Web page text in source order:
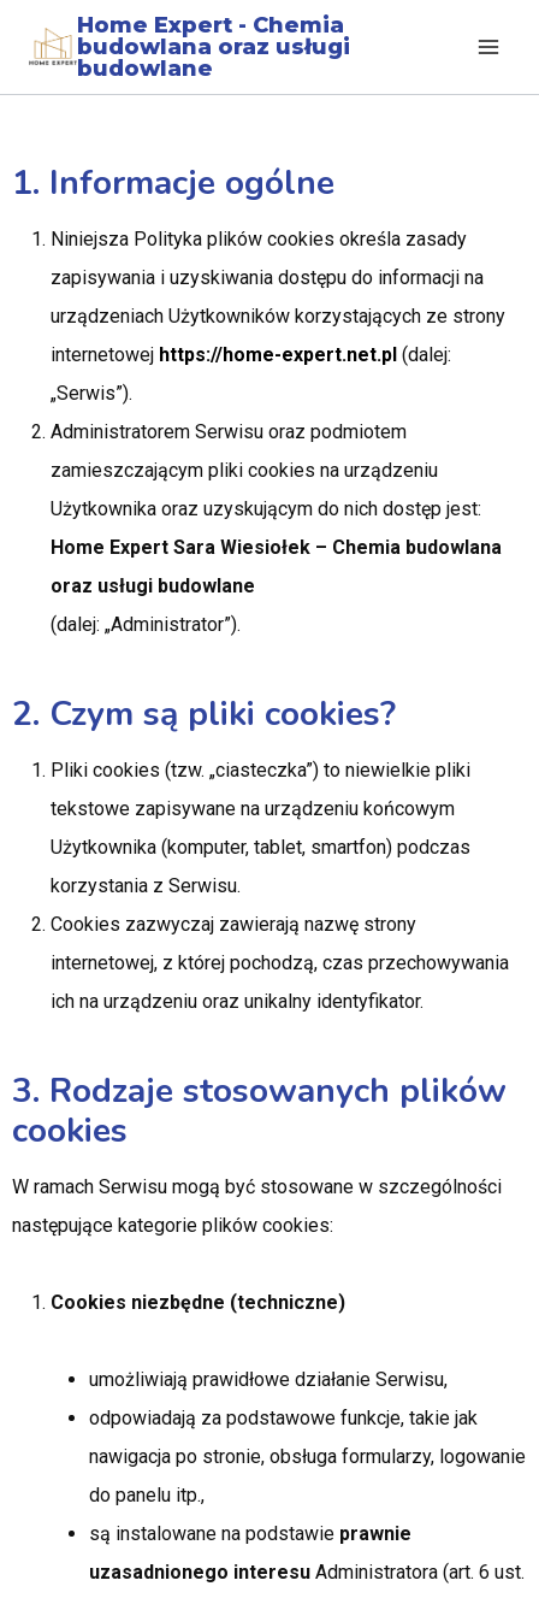
Home Expert - Chemia
budowlana oraz usługi
budowlane
1. Informacje ogólne
Niniejsza Polityka plików cookies określa zasady
zapisywania i uzyskiwania dostępu do informacji na
urządzeniach Użytkowników korzystających ze strony
internetowej https://home-expert.net.pl (dalej:
„Serwis”).
Administratorem Serwisu oraz podmiotem
zamieszczającym pliki cookies na urządzeniu
Użytkownika oraz uzyskującym do nich dostęp jest:
Home Expert Sara Wiesiołek – Chemia budowlana
oraz usługi budowlane
(dalej: „Administrator”).
2. Czym są pliki cookies?
Pliki cookies (tzw. „ciasteczka”) to niewielkie pliki
tekstowe zapisywane na urządzeniu końcowym
Użytkownika (komputer, tablet, smartfon) podczas
korzystania z Serwisu.
Cookies zazwyczaj zawierają nazwę strony
internetowej, z której pochodzą, czas przechowywania
ich na urządzeniu oraz unikalny identyfikator.
3. Rodzaje stosowanych plików
cookies
W ramach Serwisu mogą być stosowane w szczególności
następujące kategorie plików cookies:
Cookies niezbędne (techniczne)
umożliwiają prawidłowe działanie Serwisu,
odpowiadają za podstawowe funkcje, takie jak
nawigacja po stronie, obsługa formularzy, logowanie
do panelu itp.,
są instalowane na podstawie prawnie
uzasadnionego interesu Administratora (art. 6 ust.